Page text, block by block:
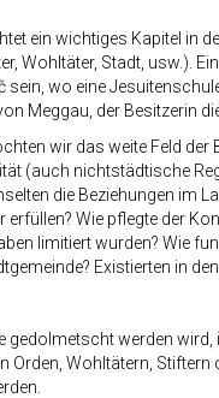
ein wichtiges Kapitel in
Wohltäter, Stadt, usw.).
sein, wo eine
Meggau, der Besitzerin
wir das weite Feld
(auch nichtstädtische
die Beziehungen im
erfüllen? Wie pflegte der
limitiert wurden? Wie
Existierten in
gedolmetscht werden
Orden, Wohltätern,